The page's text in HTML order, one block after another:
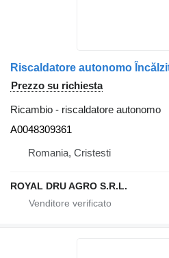
Prezzo su richiesta
Ricambio - riscaldatore autonomo
A0048309361
Romania, Cristesti
ROYAL DRU AGRO S.R.L.